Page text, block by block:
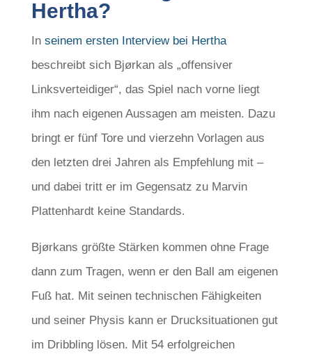
Hertha?
In seinem ersten Interview bei Hertha
beschreibt sich Bjørkan als „offensiver
Linksverteidiger“, das Spiel nach vorne liegt
ihm nach eigenen Aussagen am meisten. Dazu
bringt er fünf Tore und vierzehn Vorlagen aus
den letzten drei Jahren als Empfehlung mit –
und dabei tritt er im Gegensatz zu Marvin
Plattenhardt keine Standards.
Bjørkans größte Stärken kommen ohne Frage
dann zum Tragen, wenn er den Ball am eigenen
Fuß hat. Mit seinen technischen Fähigkeiten
und seiner Physis kann er Drucksituationen gut
im Dribbling lösen. Mit 54 erfolgreichen